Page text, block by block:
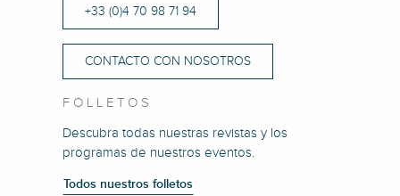
+33 (0)4 70 98 71 94
CONTACTO CON NOSOTROS
FOLLETOS
Descubra todas nuestras revistas y los
programas de nuestros eventos.
Todos nuestros folletos